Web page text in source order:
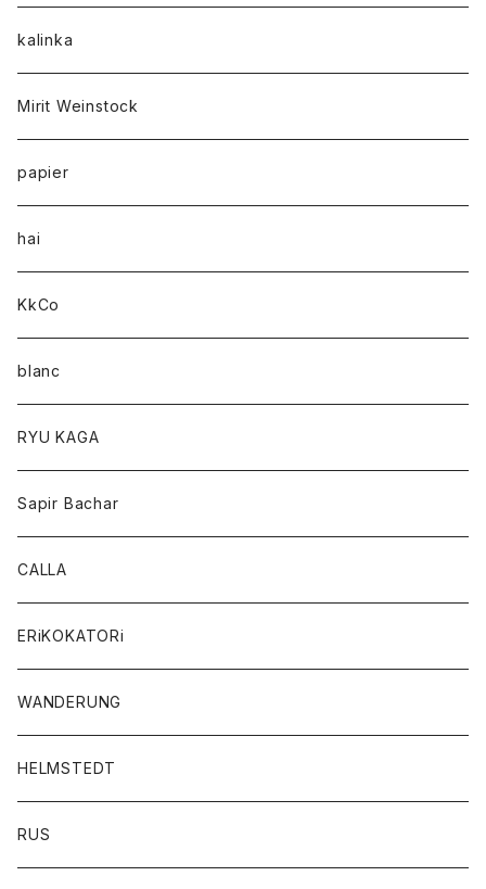
kalinka
Mirit Weinstock
papier
hai
KkCo
blanc
RYU KAGA
Sapir Bachar
CALLA
ERiKOKATORi
WANDERUNG
HELMSTEDT
RUS